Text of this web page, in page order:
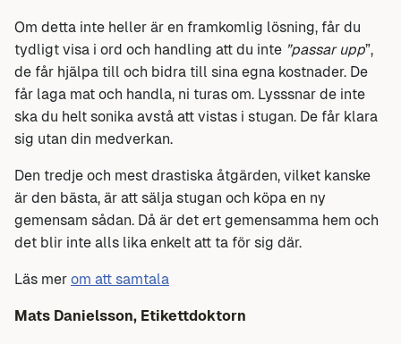
Om detta inte heller är en framkomlig lösning, får du
tydligt visa i ord och handling att du inte ”passar upp”,
de får hjälpa till och bidra till sina egna kostnader. De
får laga mat och handla, ni turas om. Lysssnar de inte
ska du helt sonika avstå att vistas i stugan. De får klara
sig utan din medverkan.
Den tredje och mest drastiska åtgärden, vilket kanske
är den bästa, är att sälja stugan och köpa en ny
gemensam sådan. Då är det ert gemensamma hem och
det blir inte alls lika enkelt att ta för sig där.
Läs mer om att samtala
Mats Danielsson, Etikettdoktorn